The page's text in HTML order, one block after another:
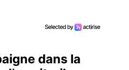
dans la